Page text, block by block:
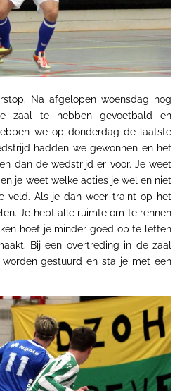
Na afgelopen woensdag nog
zaal te hebben gevoetbald en
we op donderdag de laatste
hadden we gewonnen en het
dan de wedstrijd er voor. Je weet
je weet welke acties je wel en niet
veld. Als je dan weer traint op het
Je hebt alle ruimte om te rennen
hoef je minder goed op te letten
Bij een overtreding in de zaal
gestuurd en sta je met een